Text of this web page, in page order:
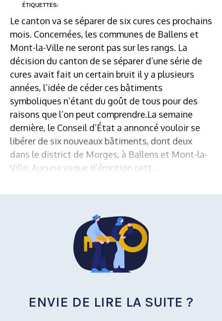
ÉTIQUETTES:
Le canton va se séparer de six cures ces prochains
mois. Concernées, les communes de Ballens et
Mont-la-Ville ne seront pas sur les rangs. La
décision du canton de se séparer d’une série de
cures avait fait un certain bruit il y a plusieurs
années, l’idée de céder ces bâtiments
symboliques n’étant du goût de tous pour des
raisons que l’on peut comprendre.La semaine
dernière, le Conseil d’État a annoncé vouloir se
libérer de six nouveaux bâtiments, dont deux
dans le district de Morges, à Ballens et Mont-la-
Ville. Aucune vague d’émotion cett...
ENVIE DE LIRE LA SUITE ?